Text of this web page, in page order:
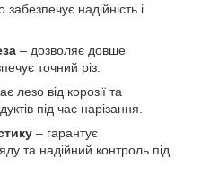
забезпечує надійність і
– дозволяє довше
точний різ.
лезо від корозії та
під час нарізання.
– гарантує
та надійний контроль під